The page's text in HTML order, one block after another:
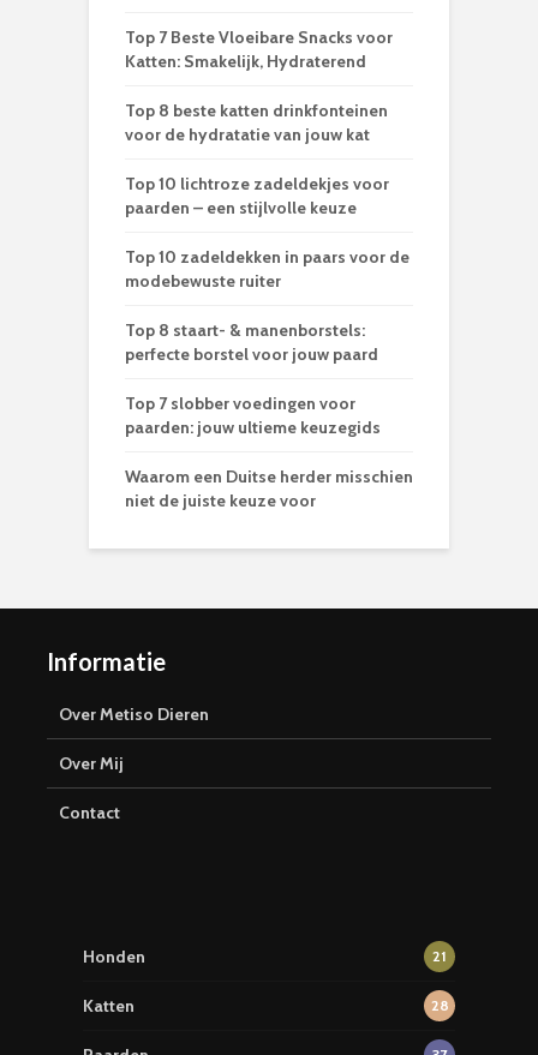
Top 7 Beste Vloeibare Snacks voor
Katten: Smakelijk, Hydraterend
Top 8 beste katten drinkfonteinen
voor de hydratatie van jouw kat
Top 10 lichtroze zadeldekjes voor
paarden – een stijlvolle keuze
Top 10 zadeldekken in paars voor de
modebewuste ruiter
Top 8 staart- & manenborstels:
perfecte borstel voor jouw paard
Top 7 slobber voedingen voor
paarden: jouw ultieme keuzegids
Waarom een Duitse herder misschien
niet de juiste keuze voor
Informatie
Over Metiso Dieren
Over Mij
Contact
Honden 21
Katten 28